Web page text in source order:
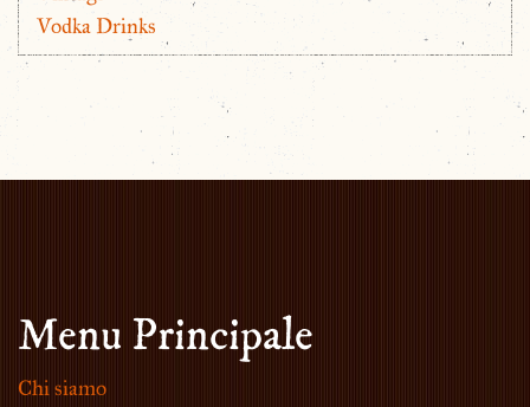
Vodka Drinks
Menu Principale
Chi siamo